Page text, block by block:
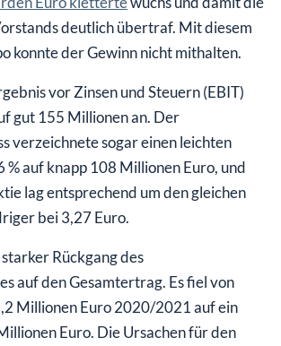
deutlich übertraf. Mit diesem
konnte der Gewinn nicht mithalten.
vor Zinsen und Steuern (EBIT)
gut 155 Millionen an. Der
verzeichnete sogar einen leichten
% auf knapp 108 Millionen Euro, und
lag entsprechend um den gleichen
bei 3,27 Euro.
Rückgang des
auf den Gesamtertrag. Es fiel von
Millionen Euro 2020/2021 auf ein
Euro. Die Ursachen für den